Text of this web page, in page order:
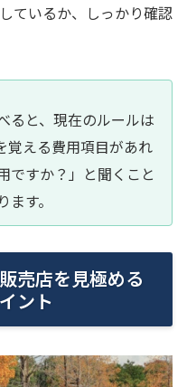
ているか、しっかり確認
ると、現在のルールは
覚える費用項目があれ
ですか？」と聞くこと
す。
売店を見極める
ント